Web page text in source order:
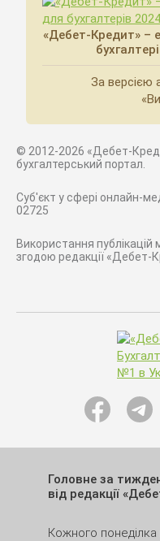
«Дебет-Кредит» –
За версією
© 2012-2026 «Дебет-
бухгалтерський портал.
Суб'єкт у сфері онлайн-
02725
Використання
згодою редакції «Дебет-
Головне за
від редакції
Кожного